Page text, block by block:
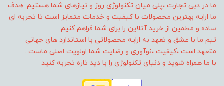
ما در دبی تجارت ،پلی میان تکنولوژی روز و نیازهای شما هستیم .هدف
ما ارایه بهترین محصولات با کیفیت و خدمات متمایز است تا تجربه ای
ساده و مطمین از خرید آنلاین را برای شما فراهم کنیم
تیم ما با عشق و تعهد به ارایه محصولاتی با استاندارد های جهانی
متعهد است ،کیفیت ،نوآوری و رضایت شما اولویت اصلی ماست .
با ما همراه شوید و دنیای تکنولوژی را با دید تازه تجربه کنید